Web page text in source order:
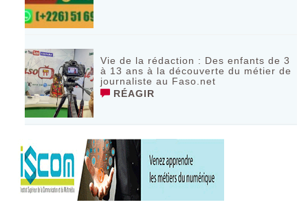
Vie de la rédaction : Des enfants de 3
à 13 ans à la découverte du métier de
journaliste au Faso.net
RÉAGIR